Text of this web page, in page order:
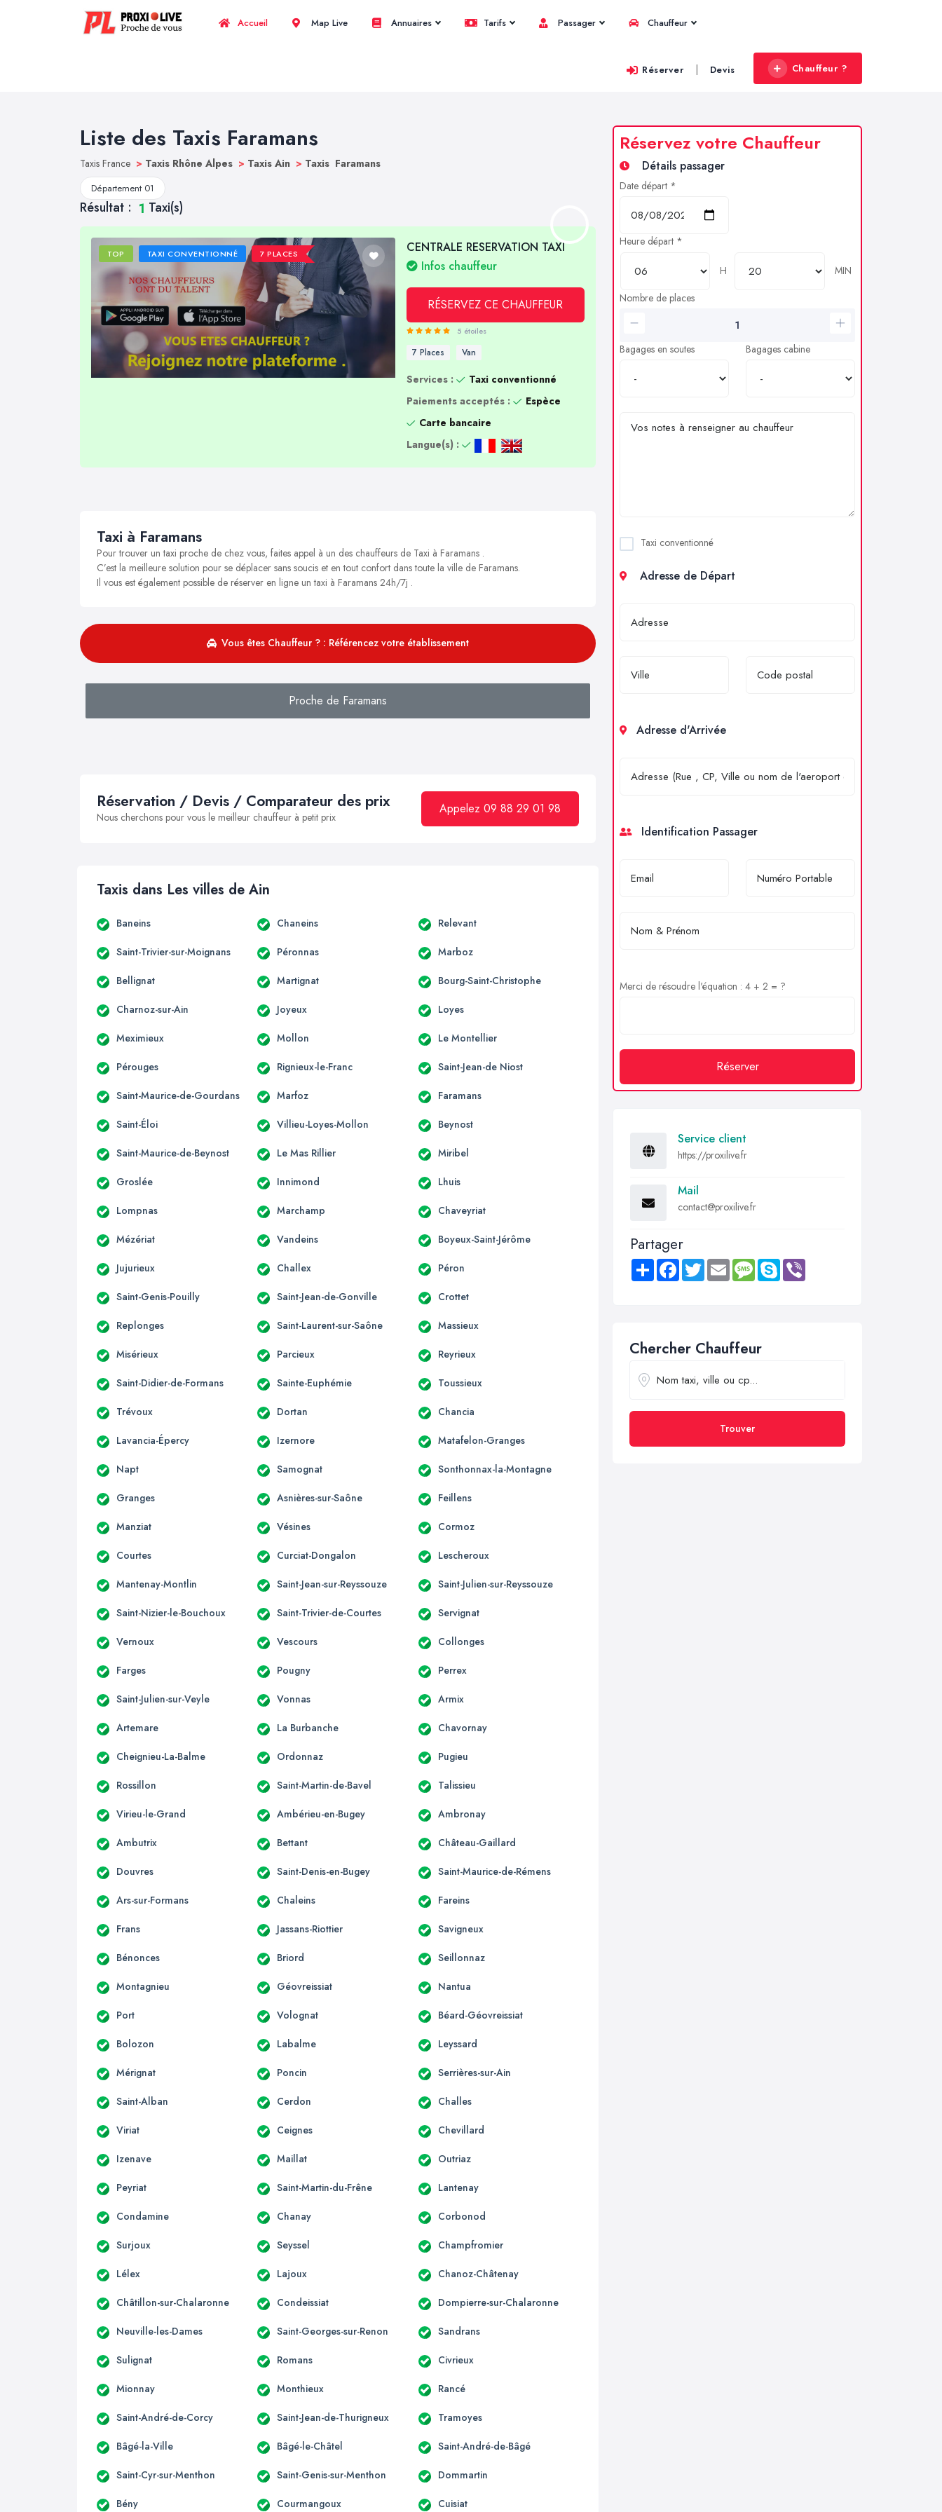
Accueil Map Live Annuaires Tarifs Passager Chauffeur
Réserver | Devis Chauffeur ?
Liste des Taxis Faramans
Taxis France > Taxis Rhône Alpes > Taxis Ain > Taxis Faramans
Département 01
Résultat : 1 Taxi(s)
TOP TAXI CONVENTIONNÉ 7 PLACES
CENTRALE RESERVATION TAXI
Infos chauffeur
RÉSERVEZ CE CHAUFFEUR
5 étoiles
7 Places Van
Services :
Taxi conventionné
Paiements acceptés :
Espèce
Carte bancaire
Langue(s) :
Taxi à Faramans
Pour trouver un taxi proche de chez vous, faites appel à un des chauffeurs de Taxi à Faramans .
C’est la meilleure solution pour se déplacer sans soucis et en tout confort dans toute la ville de Faramans.
Il vous est également possible de réserver en ligne un taxi à Faramans 24h/7j .
Vous êtes Chauffeur ? : Référencez votre établissement
Proche de Faramans
Réservation / Devis / Comparateur des prix
Nous cherchons pour vous le meilleur chauffeur à petit prix
Appelez 09 88 29 01 98
Taxis dans Les villes de Ain
Baneins Chaneins Relevant
Saint-Trivier-sur-Moignans Péronnas Marboz
Bellignat Martignat Bourg-Saint-Christophe
Charnoz-sur-Ain Joyeux Loyes
Meximieux Mollon Le Montellier
Pérouges Rignieux-le-Franc Saint-Jean-de Niost
Saint-Maurice-de-Gourdans Marfoz Faramans
Saint-Éloi Villieu-Loyes-Mollon Beynost
Saint-Maurice-de-Beynost Le Mas Rillier Miribel
Groslée Innimond Lhuis
Lompnas Marchamp Chaveyriat
Mézériat Vandeins Boyeux-Saint-Jérôme
Jujurieux Challex Péron
Saint-Genis-Pouilly Saint-Jean-de-Gonville Crottet
Replonges Saint-Laurent-sur-Saône Massieux
Misérieux Parcieux Reyrieux
Saint-Didier-de-Formans Sainte-Euphémie Toussieux
Trévoux Dortan Chancia
Lavancia-Épercy Izernore Matafelon-Granges
Napt Samognat Sonthonnax-la-Montagne
Granges Asnières-sur-Saône Feillens
Manziat Vésines Cormoz
Courtes Curciat-Dongalon Lescheroux
Mantenay-Montlin Saint-Jean-sur-Reyssouze Saint-Julien-sur-Reyssouze
Saint-Nizier-le-Bouchoux Saint-Trivier-de-Courtes Servignat
Vernoux Vescours Collonges
Farges Pougny Perrex
Saint-Julien-sur-Veyle Vonnas Armix
Artemare La Burbanche Chavornay
Cheignieu-La-Balme Ordonnaz Pugieu
Rossillon Saint-Martin-de-Bavel Talissieu
Virieu-le-Grand Ambérieu-en-Bugey Ambronay
Ambutrix Bettant Château-Gaillard
Douvres Saint-Denis-en-Bugey Saint-Maurice-de-Rémens
Ars-sur-Formans Chaleins Fareins
Frans Jassans-Riottier Savigneux
Bénonces Briord Seillonnaz
Montagnieu Géovreissiat Nantua
Port Volognat Béard-Géovreissiat
Bolozon Labalme Leyssard
Mérignat Poncin Serrières-sur-Ain
Saint-Alban Cerdon Challes
Viriat Ceignes Chevillard
Izenave Maillat Outriaz
Peyriat Saint-Martin-du-Frêne Lantenay
Condamine Chanay Corbonod
Surjoux Seyssel Champfromier
Lélex Lajoux Chanoz-Châtenay
Châtillon-sur-Chalaronne Condeissiat Dompierre-sur-Chalaronne
Neuville-les-Dames Saint-Georges-sur-Renon Sandrans
Sulignat Romans Civrieux
Mionnay Monthieux Rancé
Saint-André-de-Corcy Saint-Jean-de-Thurigneux Tramoyes
Bâgé-la-Ville Bâgé-le-Châtel Saint-André-de-Bâgé
Saint-Cyr-sur-Menthon Saint-Genis-sur-Menthon Dommartin
Bény Courmangoux Cuisiat
Réservez votre Chauffeur
Détails passager
Date départ *
Heure départ *
H
MIN
Nombre de places
Bagages en soutes Bagages cabine
Taxi conventionné
Adresse de Départ
Adresse d'Arrivée
Identification Passager
Merci de résoudre l'équation : 4 + 2 = ?
Réserver
Service client
https://proxilive.fr
Mail
contact@proxilive.fr
Partager
Share FacebookTwitter Email MessageSkype
Chercher Chauffeur
Trouver